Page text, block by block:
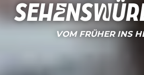
VOM FRÜHER INS